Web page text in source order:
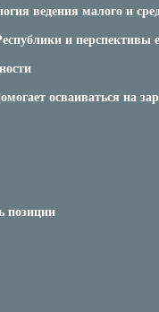
ведения малого и
и перспективы
осваиваться на
позиции